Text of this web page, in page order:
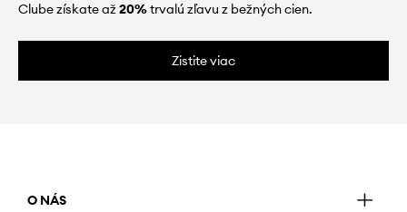
Clube získate až20%trvalú zľavu z bežných cien.
Zistite viac
O NÁS